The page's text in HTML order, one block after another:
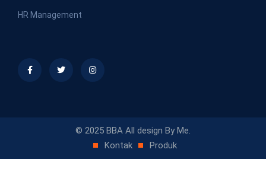
HR Management
© 2025 BBA All design By Me.
Kontak
Produk